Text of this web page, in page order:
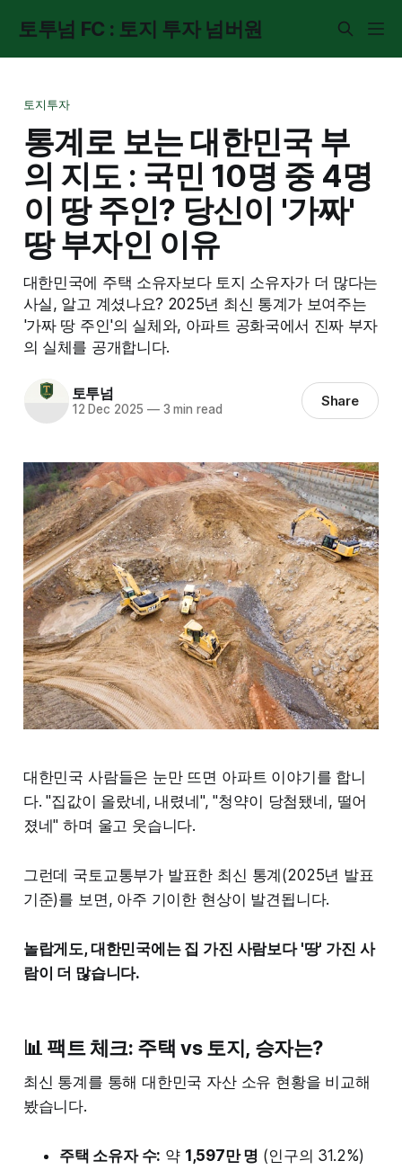
토투넘 FC : 토지 투자 넘버원
토지투자
통계로 보는 대한민국 부
의 지도 : 국민 10명 중 4명
이 땅 주인? 당신이 '가짜'
땅 부자인 이유
대한민국에 주택 소유자보다 토지 소유자가 더 많다는
사실, 알고 계셨나요? 2025년 최신 통계가 보여주는
'가짜 땅 주인'의 실체와, 아파트 공화국에서 진짜 부자
의 실체를 공개합니다.
토투넘
12 Dec 2025 —3 min read Share
대한민국 사람들은 눈만 뜨면 아파트 이야기를 합니
다. "집값이 올랐네, 내렸네", "청약이 당첨됐네, 떨어
졌네" 하며 울고 웃습니다.
그런데 국토교통부가 발표한 최신 통계(2025년 발표
기준)를 보면, 아주 기이한 현상이 발견됩니다.
놀랍게도, 대한민국에는 집 가진 사람보다 '땅' 가진 사
람이 더 많습니다.
📊 팩트 체크: 주택 vs 토지, 승자는?
최신 통계를 통해 대한민국 자산 소유 현황을 비교해
봤습니다.
주택 소유자 수: 약 1,597만 명 (인구의 31.2%)